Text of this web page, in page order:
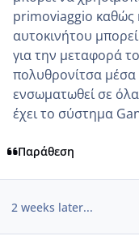
primoviaggio καθώς
αυτοκινήτου
για την μεταφορά
πολυθρονίτσα μέσα
ενσωματωθεί σε
έχει το σύστημα
Παράθεση
2 weeks later...